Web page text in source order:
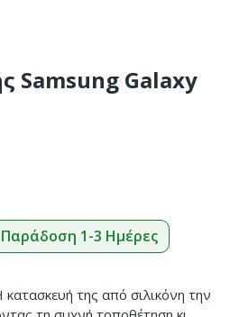
Samsung Galaxy
1-3 Ημέρες
κατασκευή της από σιλικόνη την